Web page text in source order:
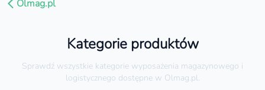
Olmag.pl
Kategorie produktów
Sprawdź wszystkie kategorie wyposażenia magazynowego i
logistycznego dostępne w Olmag.pl.